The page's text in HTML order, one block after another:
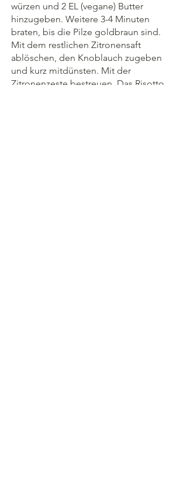
würzen und 2 EL (vegane) Butter
hinzugeben. Weitere 3-4 Minuten
braten, bis die Pilze goldbraun sind.
Mit dem restlichen Zitronensaft
ablöschen, den Knoblauch zugeben
und kurz mitdünsten. Mit der
Zitronenzeste bestreuen. Das Risotto